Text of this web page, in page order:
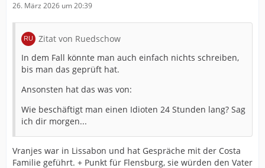
26. März 2026 um 20:39
Zitat von Ruedschow
In dem Fall könnte man auch einfach nichts schreiben,
bis man das geprüft hat.
Ansonsten hat das was von:
Wie beschäftigt man einen Idioten 24 Stunden lang? Sag
ich dir morgen...
Vranjes war in Lissabon und hat Gespräche mit der Costa
Familie geführt. + Punkt für Flensburg, sie würden den Vater